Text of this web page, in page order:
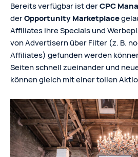
Bereits verfügbar ist derCPC
derOpportunity Marketplace
Affiliates ihre Specials und
von Advertisern über Filter (z. B.
Affiliates) gefunden werden
Seiten schnell zueinander und
können gleich mit einer tollen